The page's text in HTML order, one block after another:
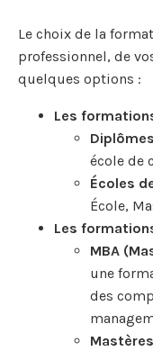
Le choix de la
professionnel, de
quelques options :
Les
école de
Écoles
École,
Les
MBA
une
des